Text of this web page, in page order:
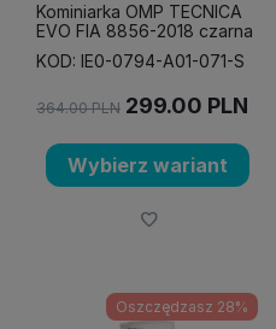
Kominiarka OMP TECNICA
EVO FIA 8856-2018 czarna
KOD: IE0-0794-A01-071-S
364.00 PLN 299.00 PLN
Wybierz wariant
Oszczędzasz 28%